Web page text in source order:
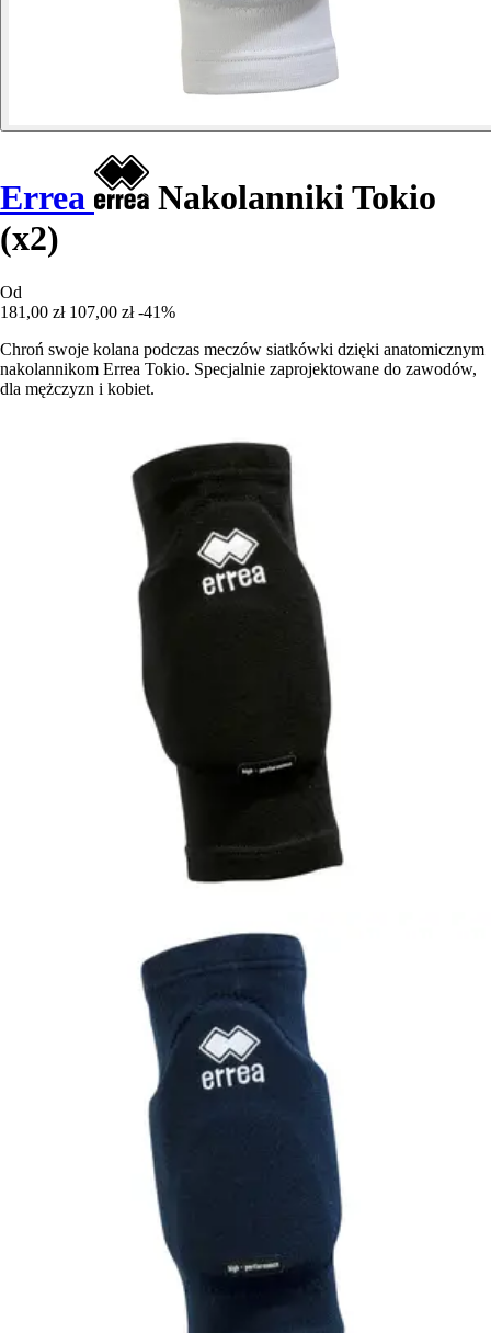
Errea
Nakolanniki Tokio
(x2)
Od
181,00 zł 107,00 zł -41%
Chroń swoje kolana podczas meczów siatkówki dzięki anatomicznym
nakolannikom Errea Tokio. Specjalnie zaprojektowane do zawodów,
dla mężczyzn i kobiet.